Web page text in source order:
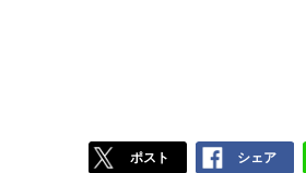
ポスト シェア